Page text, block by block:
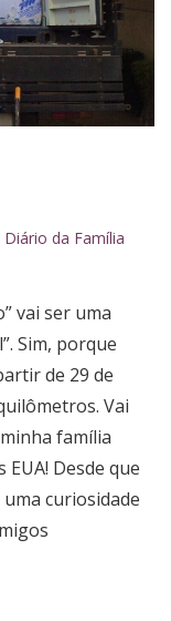
Diário da Família
vai ser uma
Sim, porque
de 29 de
Vai
família
Desde que
curiosidade